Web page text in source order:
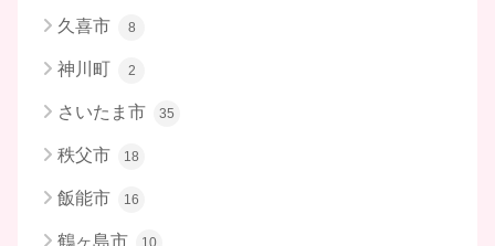
久喜市 8
神川町 2
さいたま市 35
秩父市 18
飯能市 16
鶴ヶ島市 10